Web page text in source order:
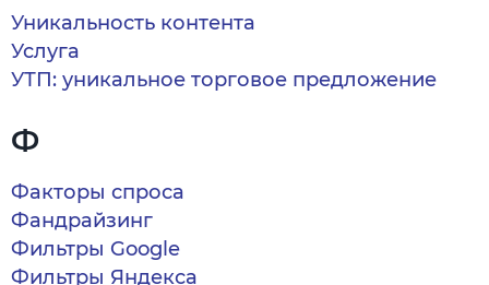
Уникальность контента
Услуга
УТП: уникальное торговое предложение
Ф
Факторы спроса
Фандрайзинг
Фильтры Google
Фильтры Яндекса